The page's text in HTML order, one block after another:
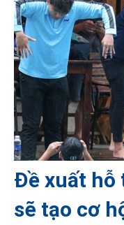
Đề xuất hỗ
sẽ tạo cơ